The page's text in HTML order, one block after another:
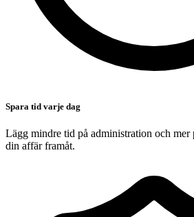
Spara tid varje dag
Lägg mindre tid på administration och
din affär framåt.